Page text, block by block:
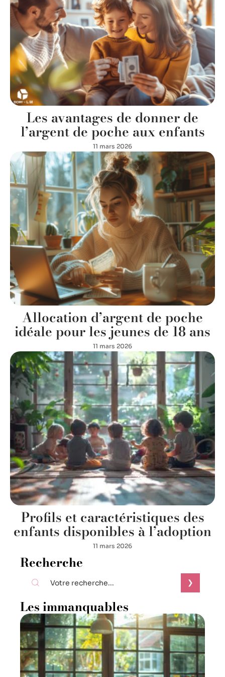
Les avantages de donner de
l’argent de poche aux enfants
11 mars 2026
Allocation d’argent de poche
idéale pour les jeunes de 18 ans
11 mars 2026
Profils et caractéristiques des
enfants disponibles à l’adoption
11 mars 2026
Recherche
Les immanquables